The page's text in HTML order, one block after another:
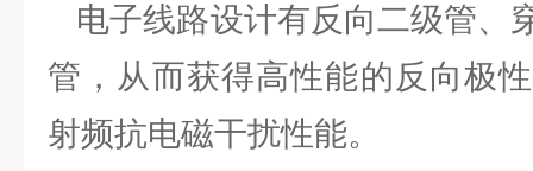
电子线路设计有反向二级管、
管，从而获得高性能的反向极
射频抗电磁干扰性能。